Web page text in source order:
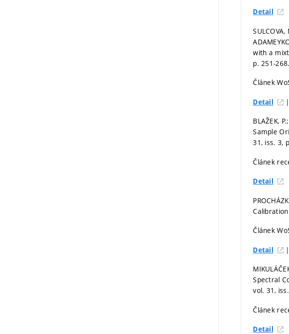
Detail
SULCOVA,
with a
p. 251-268.
Článek
Detail |
BLAŽEK,
Sample
31, iss. 3,
Článek
Detail
Článek
Detail |
Spectral
vol. 31,
Článek
Detail